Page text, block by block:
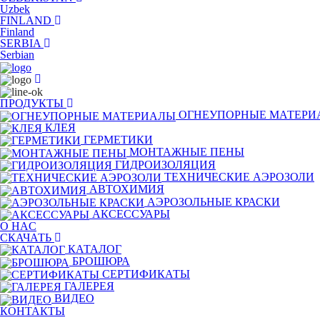
Uzbek
FINLAND
Finland
SERBIA
Serbian
ПРОДУКТЫ
ОГНЕУПОРНЫЕ
КЛЕЯ
ГЕРМЕТИКИ
МОНТАЖНЫЕ ПЕНЫ
ГИДРОИЗОЛЯЦИЯ
TЕХНИЧЕСКИЕ АЭРОЗОЛИ
АВТОХИМИЯ
АЭРОЗОЛЬНЫЕ КРАСКИ
АКСЕССУАРЫ
O HAC
СКАЧАТЬ
КАТАЛОГ
БРОШЮРА
СЕРТИФИКАТЫ
ГАЛЕРЕЯ
ВИДЕО
КОНТАКТЫ